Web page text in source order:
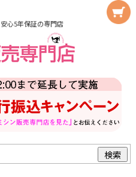
心5年保証の専門店